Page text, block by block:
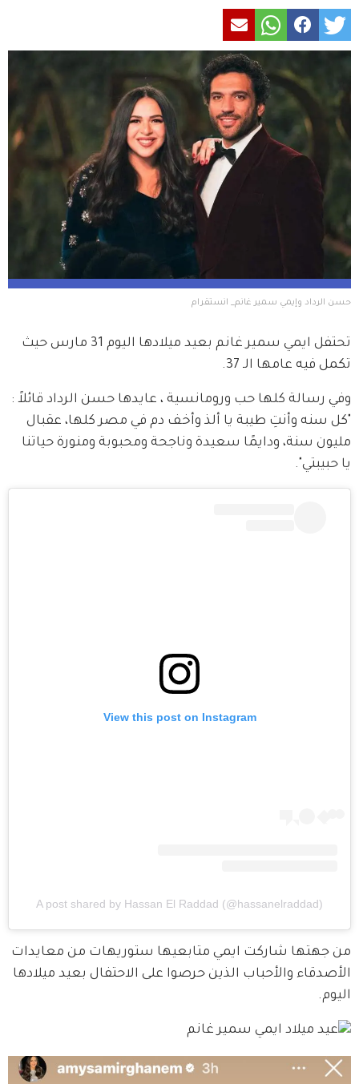
حسن الرداد وإيمي سمير غانم_ انستقرام
تحتفل ايمي سمير غانم بعيد ميلادها اليوم 31 مارس حيث
تكمل فيه عامها الـ 37.
وفي رسالة كلها حب ورومانسية ، عايدها حسن الرداد قائلاً :
"كل سنه وأنتِ طيبة يا ألذ وأخف دم في مصر كلها، عقبال
مليون سنة، ودايمًا سعيدة وناجحة ومحبوبة ومنورة حياتنا
يا حبيبتي".
View this post on Instagram
A post shared by Hassan El Raddad (@hassanelraddad)
من جهتها شاركت ايمي متابعيها ستوريهات من معايدات
الأصدقاء والأحباب الذين حرصوا على الاحتفال بعيد ميلادها
اليوم.